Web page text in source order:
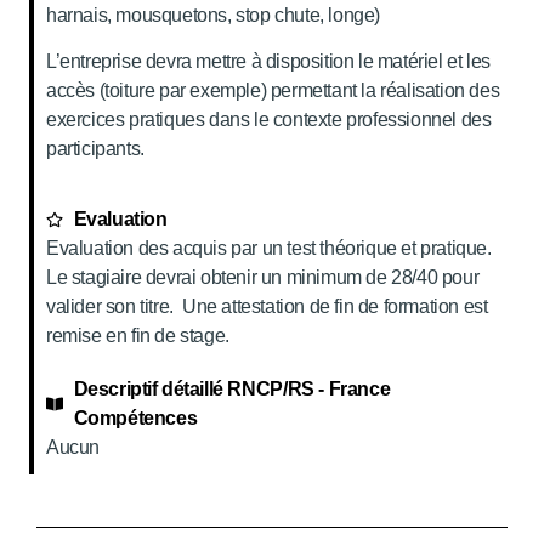
harnais, mousquetons, stop chute, longe)
L’entreprise devra mettre à disposition le matériel et les
accès (toiture par exemple) permettant la réalisation des
exercices pratiques dans le contexte professionnel des
participants.
Evaluation
Evaluation des acquis par un test théorique et pratique.
Le stagiaire devrai obtenir un minimum de 28/40 pour
valider son titre. Une attestation de fin de formation est
remise en fin de stage.
Descriptif détaillé RNCP/RS - France
Compétences
Aucun